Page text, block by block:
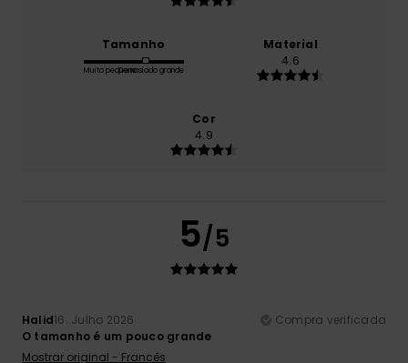
Tamanho
Muito pequenoDemasiado grande
Material
4.6
Cor
4.9
5/5
Halid16. Julho 2026
Compra verificada
O tamanho é um pouco grande
Mostrar original - Francês